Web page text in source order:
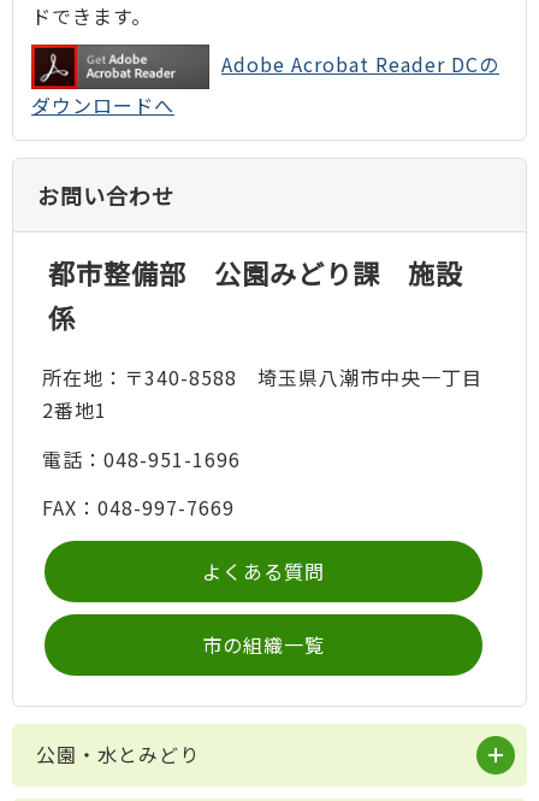
ドできます。
Adobe Acrobat Reader DCの
ダウンロードへ
お問い合わせ
都市整備部 公園みどり課 施設
係
所在地：〒340-8588 埼玉県八潮市中央一丁目
2番地1
電話：048-951-1696
FAX：048-997-7669
よくある質問
市の組織一覧
公園・水とみどり